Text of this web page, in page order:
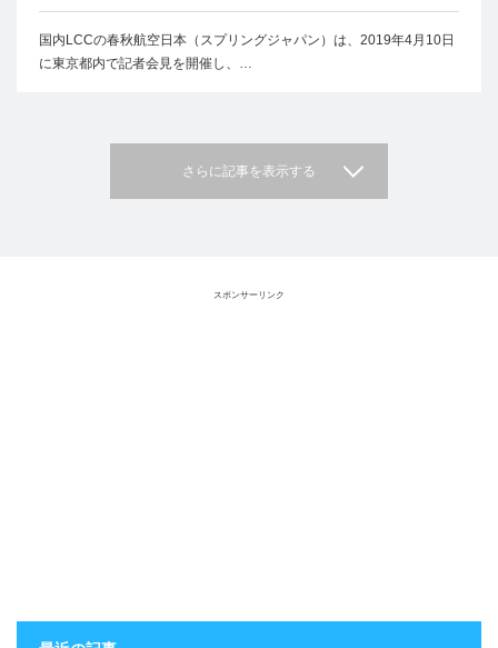
国内LCCの春秋航空日本（スプリングジャパン）は、2019年4月10日
に東京都内で記者会見を開催し、…
さらに記事を表示する
スポンサーリンク